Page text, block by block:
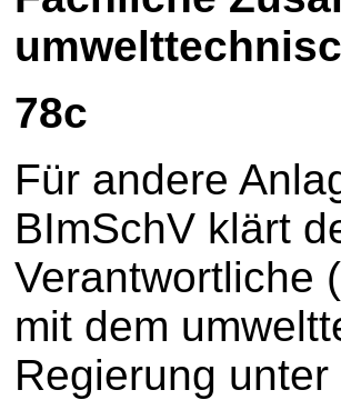
78c
Für andere
BImSchV klärt
Verantwortliche
mit dem
Regierung